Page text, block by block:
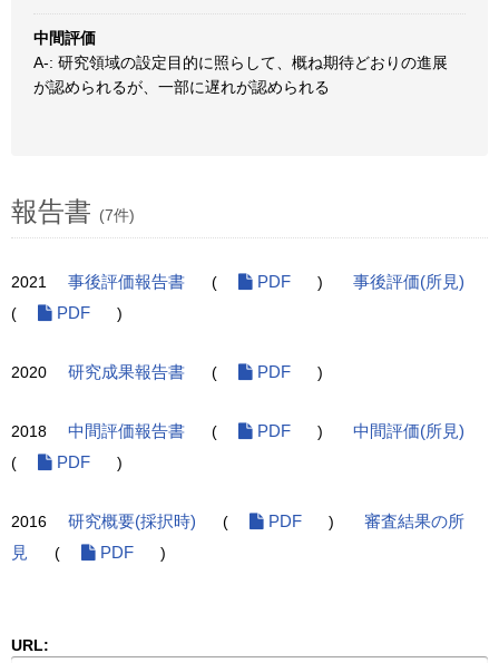
中間評価
A-: 研究領域の設定目的に照らして、概ね期待どおりの進展
が認められるが、一部に遅れが認められる
報告書 (7件)
2021 事後評価報告書 ( PDF )
事後評価(所見)
(
PDF )
2020 研究成果報告書 ( PDF )
2018 中間評価報告書 ( PDF )
中間評価(所見)
(
PDF )
2016 研究概要(採択時) ( PDF )
審査結果の所
見
( PDF )
URL: